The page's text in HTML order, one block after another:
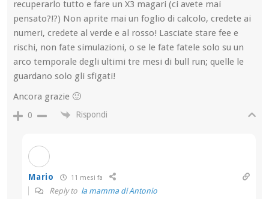
recuperarlo tutto e fare un X3 magari (ci avete mai
pensato?!?) Non aprite mai un foglio di calcolo, credete ai
numeri, credete al verde e al rosso! Lasciate stare fee e
rischi, non fate simulazioni, o se le fate fatele solo su un
arco temporale degli ultimi tre mesi di bull run; quelle le
guardano solo gli sfigati!
Ancora grazie 🙂
0 Rispondi
Mario 11 mesi fa
Reply to la mamma di Antonio